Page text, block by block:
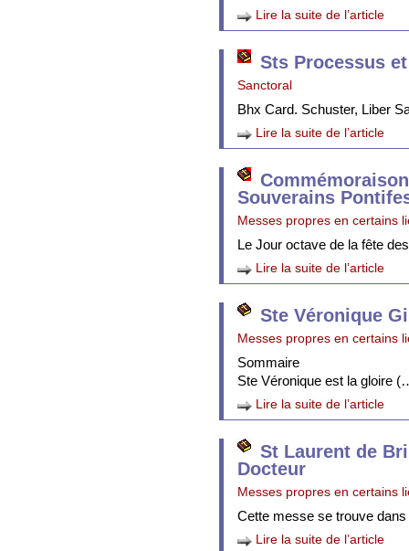
Lire la suite de l’article
Sts Processus
Sanctoral
Bhx Card. Schuster, Liber
Lire la suite de l’article
Souverains
Messes propres en certains
Le Jour octave de la fête
Lire la suite de l’article
Ste Véronique
Messes propres en certains
Sommaire
Ste Véronique est la gloire
Lire la suite de l’article
St Laurent de
Docteur
Messes propres en certains
Cette messe se trouve
Lire la suite de l’article